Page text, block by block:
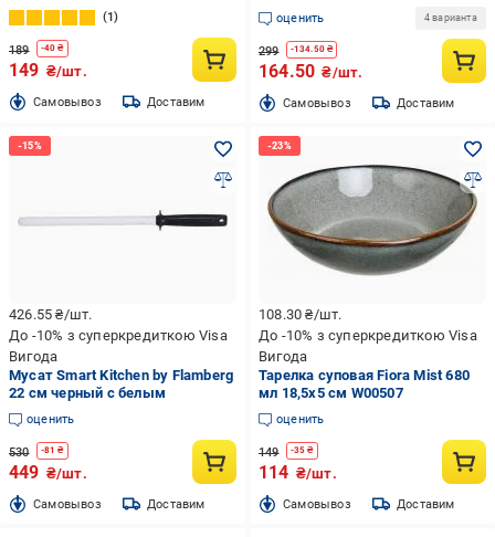
1
189 -40 ₴
149 ₴/шт.
Cамовывоз Доставим
оценить 4 варианта
299 -134.50₴
164.50 ₴/шт.
Cамовывоз Доставим
426.55₴/шт.
До -10% з суперкредиткою Visa
Вигода
Мусат Smart Kitchen by Flamberg
22 см черный с белым
оценить
530 -81 ₴
449 ₴/шт.
Cамовывоз Доставим
108.30₴/шт.
До -10% з суперкредиткою Visa
Вигода
Тарелка суповая Fiora Mist 680
мл 18,5х5 см W00507
оценить
149 -35 ₴
114 ₴/шт.
Cамовывоз Доставим